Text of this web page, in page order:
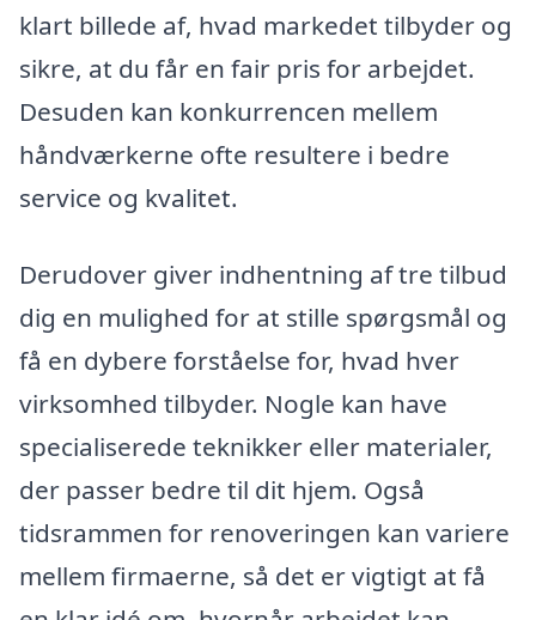
klart billede af, hvad markedet tilbyder og
sikre, at du får en fair pris for arbejdet.
Desuden kan konkurrencen mellem
håndværkerne ofte resultere i bedre
service og kvalitet.
Derudover giver indhentning af tre tilbud
dig en mulighed for at stille spørgsmål og
få en dybere forståelse for, hvad hver
virksomhed tilbyder. Nogle kan have
specialiserede teknikker eller materialer,
der passer bedre til dit hjem. Også
tidsrammen for renoveringen kan variere
mellem firmaerne, så det er vigtigt at få